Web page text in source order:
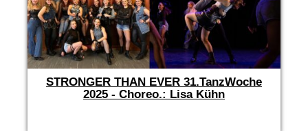
STRONGER THAN EVER 31.TanzWoche
2025 - Choreo.: Lisa Kühn